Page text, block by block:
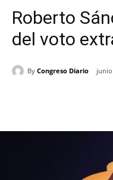
Roberto
del voto
By Congreso Diario junio